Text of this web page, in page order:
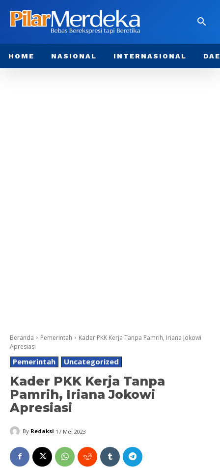
HOME NASIONAL INTERNASIONAL
Beranda Pemerintah
Kader PKK Kerja Tanpa Pamrih, Iriana Jokowi
Apresiasi
Pemerintah Uncategorized
Kader PKK Kerja Tanpa
Pamrih, Iriana Jokowi
Apresiasi
By Redaksi 17 Mei 2023